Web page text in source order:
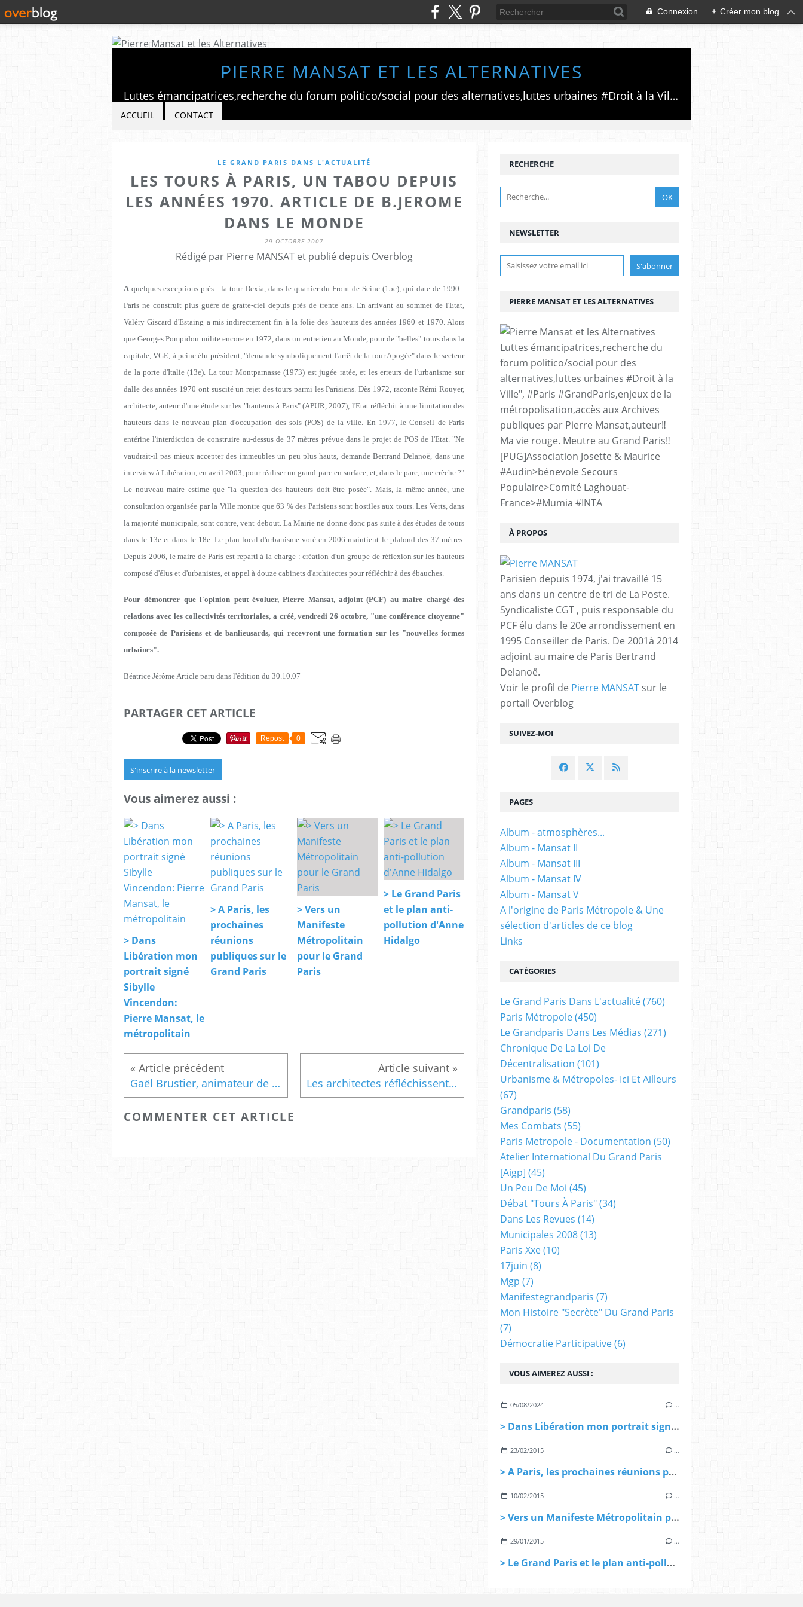
Connexion + Créer mon blog
PIERRE MANSAT ET LES ALTERNATIVES
Luttes émancipatrices,recherche du forum politico/social pour des alternatives,luttes urbaines #Droit à la Ville", #Paris #GrandParis,enjeux de la métropolisation,accès aux Archives publiques par Pierre Mansat,auteur‼️Ma vie rouge. Meutre au Grand Paris‼️[PUG]Association Josette & Maurice #Audin>bénevole Secours Populaire>Comité Laghouat-France>#Mumia #INTA
ACCUEIL CONTACT
LE GRAND PARIS DANS L'ACTUALITÉ
LES TOURS À PARIS, UN TABOU DEPUIS
LES ANNÉES 1970. ARTICLE DE B.JEROME
DANS LE MONDE
29 OCTOBRE 2007
Rédigé par Pierre MANSAT et publié depuis Overblog
Aquelques exceptions près - la tour Dexia, dans le quartier du Front de Seine (15e), qui date de 1990 -
Paris ne construit plus guère de gratte-ciel depuis près de trente ans. En arrivant au sommet de l'Etat,
Valéry Giscard d'Estaing a mis indirectement fin à la folie des hauteurs des années 1960 et 1970. Alors
que Georges Pompidou milite encore en 1972, dans un entretien au Monde, pour de "belles" tours dans la
capitale, VGE, à peine élu président, "demande symboliquement l'arrêt de la tour Apogée" dans le secteur
de la porte d'Italie (13e). La tour Montparnasse (1973) est jugée ratée, et les erreurs de l'urbanisme sur
dalle des années 1970 ont suscité un rejet des tours parmi les Parisiens. Dès 1972, raconte Rémi Rouyer,
architecte, auteur d'une étude sur les "hauteurs à Paris" (APUR, 2007), l'Etat réfléchit à une limitation des
hauteurs dans le nouveau plan d'occupation des sols (POS) de la ville. En 1977, le Conseil de Paris
entérine l'interdiction de construire au-dessus de 37 mètres prévue dans le projet de POS de l'Etat. "Ne
vaudrait-il pas mieux accepter des immeubles un peu plus hauts, demande Bertrand Delanoë, dans une
interview à Libération, en avril 2003, pour réaliser un grand parc en surface, et, dans le parc, une crèche ?"
Le nouveau maire estime que "la question des hauteurs doit être posée". Mais, la même année, une
consultation organisée par la Ville montre que 63 % des Parisiens sont hostiles aux tours. Les Verts, dans
la majorité municipale, sont contre, vent debout. La Mairie ne donne donc pas suite à des études de tours
dans le 13e et dans le 18e. Le plan local d'urbanisme voté en 2006 maintient le plafond des 37 mètres.
Depuis 2006, le maire de Paris est reparti à la charge : création d'un groupe de réflexion sur les hauteurs
composé d'élus et d'urbanistes, et appel à douze cabinets d'architectes pour réfléchir à des ébauches.
Pour démontrer que l'opinion peut évoluer, Pierre Mansat, adjoint (PCF) au maire chargé des
relations avec les collectivités territoriales, a créé, vendredi 26 octobre, "une conférence citoyenne"
composée de Parisiens et de banlieusards, qui recevront une formation sur les "nouvelles formes
urbaines".
Béatrice Jérôme Article paru dans l'édition du 30.10.07
PARTAGER CET ARTICLE
Repost 0
S'inscrire à la newsletter
Vous aimerez aussi :
> Dans
Libération mon
portrait signé
Sibylle
Vincendon:
Pierre Mansat, le
métropolitain
> A Paris, les
prochaines
réunions
publiques sur le
Grand Paris
> Vers un
Manifeste
Métropolitain
pour le Grand
Paris
> Le Grand Paris
et le plan anti-
pollution d'Anne
Hidalgo
Gaël Brustier, animateur de vivremontreuil.net m' adressé ce texte Les architectes réfléchissent aux futures tours pour Paris, un article du Figaro
COMMENTER CET ARTICLE
NEWSLETTER
SUIVEZ-MOI
RECHERCHE
PIERRE MANSAT ET LES ALTERNATIVES
Luttes émancipatrices,recherche du
forum politico/social pour des
alternatives,luttes urbaines #Droit à la
Ville", #Paris #GrandParis,enjeux de la
métropolisation,accès aux Archives
publiques par Pierre Mansat,auteur‼️
Ma vie rouge. Meutre au Grand Paris‼️
[PUG]Association Josette & Maurice
#Audin>bénevole Secours
Populaire>Comité Laghouat-
France>#Mumia #INTA
À PROPOS
Parisien depuis 1974, j'ai travaillé 15
ans dans un centre de tri de La Poste.
Syndicaliste CGT , puis responsable du
PCF élu dans le 20e arrondissement en
1995 Conseiller de Paris. De 2001à 2014
adjoint au maire de Paris Bertrand
Delanoë.
Voir le profil de Pierre MANSAT sur le
portail Overblog
VOUS AIMEREZ AUSSI :
05/08/2024 …
> Dans Libération mon portrait signé Sibylle Vincendon: Pierre Mansat, le métropolitain
23/02/2015 …
> A Paris, les prochaines réunions publiques sur le Grand Paris
10/02/2015 …
> Vers un Manifeste Métropolitain pour le Grand Paris
29/01/2015 …
> Le Grand Paris et le plan anti-pollution d'Anne Hidalgo
PAGES
Album - atmosphères...
Album - Mansat II
Album - Mansat III
Album - Mansat IV
Album - Mansat V
A l'origine de Paris Métropole & Une
sélection d'articles de ce blog
Links
CATÉGORIES
Le Grand Paris Dans L'actualité(760)
Paris Métropole(450)
Le Grandparis Dans Les Médias (271)
Chronique De La Loi De
Décentralisation (101)
Urbanisme & Métropoles- Ici Et Ailleurs
(67)
Grandparis (58)
Mes Combats (55)
Paris Metropole - Documentation (50)
Atelier International Du Grand Paris
[aigp] (45)
Un Peu De Moi (45)
Débat "tours À Paris"(34)
Dans Les Revues (14)
Municipales 2008(13)
Paris Xxe(10)
17juin (8)
Mgp (7)
Manifestegrandparis (7)
Mon Histoire "secrète" Du Grand Paris
(7)
Démocratie Participative(6)